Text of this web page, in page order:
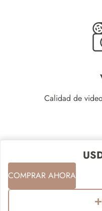
Calidad de
COMPRAR AHORA